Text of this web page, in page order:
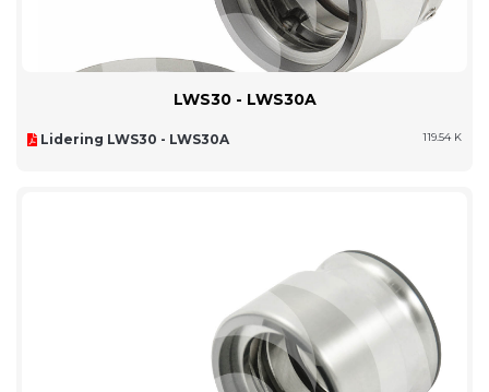
LWS30 - LWS30A
Lidering LWS30 - LWS30A 119.54 K